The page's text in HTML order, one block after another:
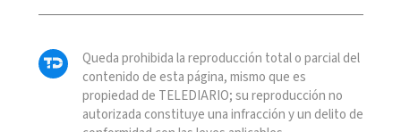
Queda prohibida la reproducción total o parcial del
contenido de esta página, mismo que es
propiedad de TELEDIARIO; su reproducción no
autorizada constituye una infracción y un delito de